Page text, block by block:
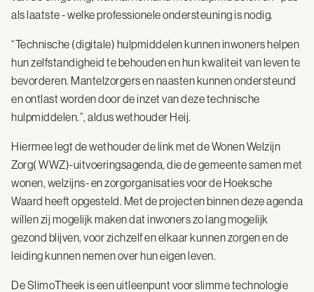
als laatste - welke professionele ondersteuning is nodig.
“Technische (digitale) hulpmiddelen kunnen inwoners helpen
hun zelfstandigheid te behouden en hun kwaliteit van leven te
bevorderen. Mantelzorgers en naasten kunnen ondersteund
en ontlast worden door de inzet van deze technische
hulpmiddelen.”, aldus wethouder Heij.
Hiermee legt de wethouder de link met de Wonen Welzijn
Zorg( WWZ)-uitvoeringsagenda, die de gemeente samen met
wonen, welzijns- en zorgorganisaties voor de Hoeksche
Waard heeft opgesteld. Met de projecten binnen deze agenda
willen zij mogelijk maken dat inwoners zo lang mogelijk
gezond blijven, voor zichzelf en elkaar kunnen zorgen en de
leiding kunnen nemen over hun eigen leven.
De SlimoTheek is een uitleenpunt voor slimme technologie